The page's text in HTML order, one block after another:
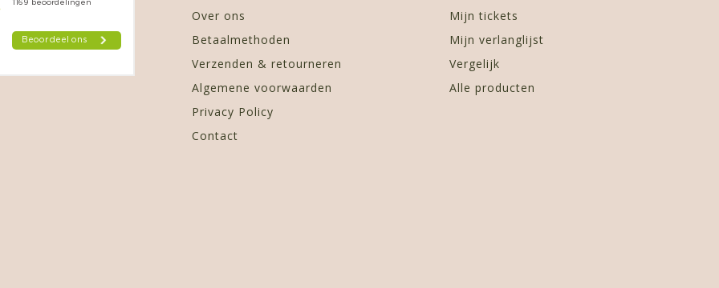
Over ons
Betaalmethoden
Verzenden & retourneren
Algemene voorwaarden
Privacy Policy
Contact
Mijn tickets
Mijn verlanglijst
Vergelijk
Alle producten